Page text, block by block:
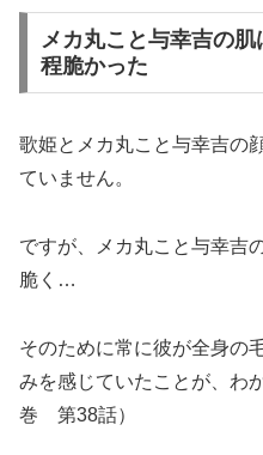
メカ丸こと与幸吉の
程脆かった
歌姫とメカ丸こと与幸吉の
ていません。
ですが、メカ丸こと与幸吉
脆く…
そのために常に彼が全身の
みを感じていたことが、わ
巻 第38話）